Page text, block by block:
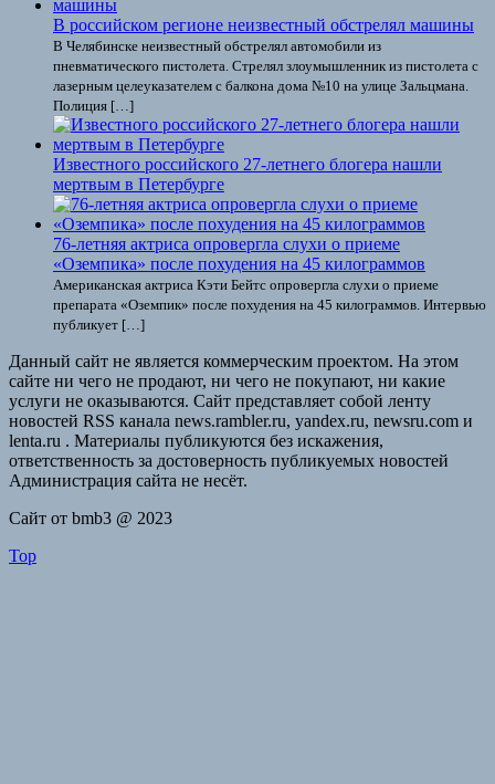
В российском регионе неизвестный обстрелял машины
В Челябинске неизвестный обстрелял автомобили из
пневматического пистолета. Стрелял злоумышленник из пистолета с
лазерным целеуказателем с балкона дома №10 на улице Зальцмана.
Полиция […]
Известного российского 27-летнего блогера нашли
мертвым в Петербурге
76-летняя актриса опровергла слухи о приеме
«Оземпика» после похудения на 45 килограммов
Американская актриса Кэти Бейтс опровергла слухи о приеме
препарата «Оземпик» после похудения на 45 килограммов. Интервью
публикует […]
Данный сайт не является коммерческим проектом. На этом
сайте ни чего не продают, ни чего не покупают, ни какие
услуги не оказываются. Сайт представляет собой ленту
новостей RSS канала news.rambler.ru, yandex.ru, newsru.com и
lenta.ru . Материалы публикуются без искажения,
ответственность за достоверность публикуемых новостей
Администрация сайта не несёт.
Сайт от bmb3 @ 2023
Top